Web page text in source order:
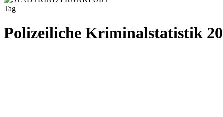
Tag
Polizeiliche Kriminalstatistik